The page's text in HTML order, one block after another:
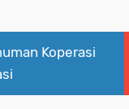
Koperasi